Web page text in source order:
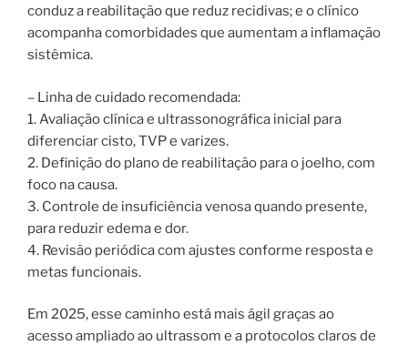
conduz a reabilitação que reduz recidivas; e o clínico
acompanha comorbidades que aumentam a inflamação
sistêmica.
– Linha de cuidado recomendada:
1. Avaliação clínica e ultrassonográfica inicial para
diferenciar cisto, TVP e varizes.
2. Definição do plano de reabilitação para o joelho, com
foco na causa.
3. Controle de insuficiência venosa quando presente,
para reduzir edema e dor.
4. Revisão periódica com ajustes conforme resposta e
metas funcionais.
Em 2025, esse caminho está mais ágil graças ao
acesso ampliado ao ultrassom e a protocolos claros de